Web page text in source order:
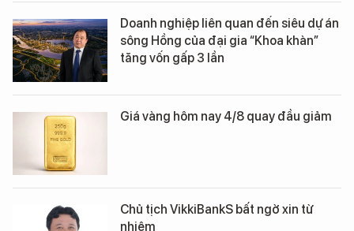
Doanh nghiệp liên quan đến siêu dự án
sông Hồng của đại gia “Khoa khàn”
tăng vốn gấp 3 lần
Giá vàng hôm nay 4/8 quay đầu giảm
Chủ tịch VikkiBankS bất ngờ xin từ
nhiệm